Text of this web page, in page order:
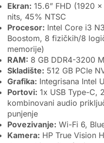
Ekran: 15.6” FHD (1920
nits, 45% NTSC
Procesor: Intel Core i3
Boostom, 8 fizičkih/8
memorije)
RAM: 8 GB DDR4-3200
Skladište: 512 GB PCIe
Grafika: Integrisana Intel
Portovi: 1x USB Type-C,
kombinovani audio
punjenje
Povezivanje: Wi-Fi 6,
Kamera: HP True Vision